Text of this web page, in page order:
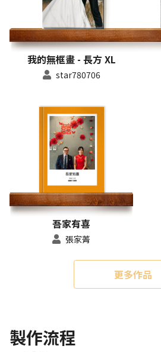
我的無框畫 - 長方 XL
star780706
吾家有喜
張家菁
更多作品
製作流程